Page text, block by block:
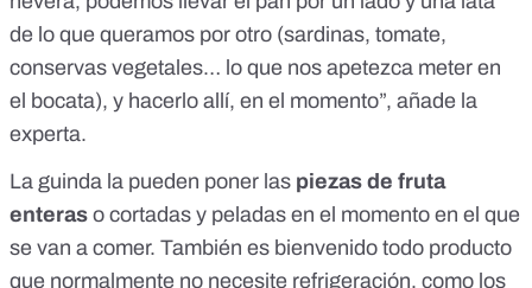
de lo que queramos por otro (sardinas, tomate,
conservas vegetales… lo que nos apetezca meter en
el bocata), y hacerlo allí, en el momento”, añade la
experta.
La guinda la pueden poner las piezas de fruta
enteras o cortadas y peladas en el momento en el que
se van a comer. También es bienvenido todo producto
que normalmente no necesite refrigeración, como los